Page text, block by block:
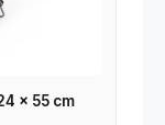
x 55 cm